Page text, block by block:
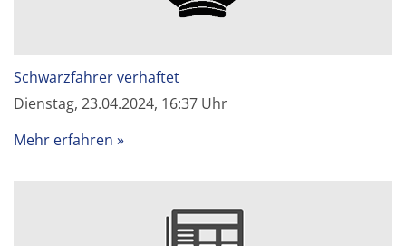
Schwarzfahrer verhaftet
Dienstag, 23.04.2024, 16:37 Uhr
Mehr erfahren